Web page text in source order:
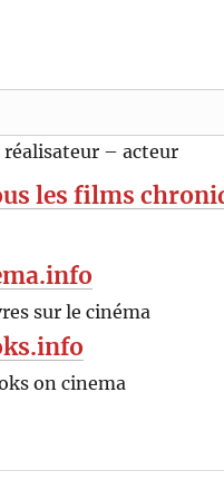
– acteur
les films
sur le cinéma
on cinema